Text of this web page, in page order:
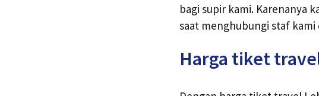
bagi supir kami. Karenanya
saat menghubungi staf
Harga tiket